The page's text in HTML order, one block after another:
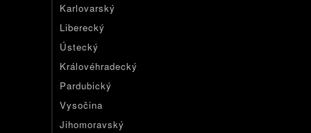
Karlovarský
Liberecký
Ústecký
Královéhradecký
Pardubický
Vysočina
Jihomoravský